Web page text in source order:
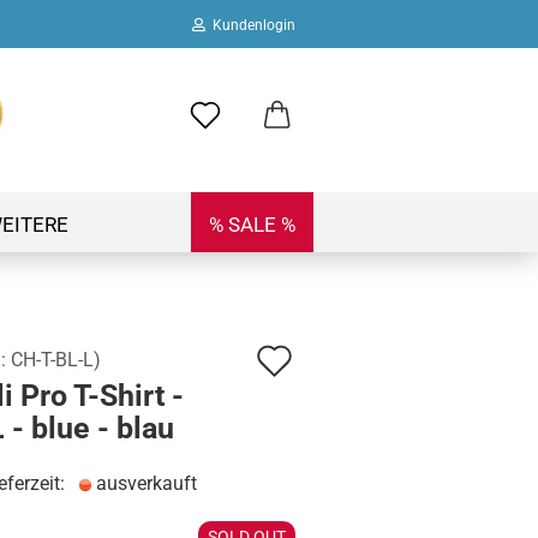
Kundenlogin
erstellen
vergessen?
% SALE %
CH-T-BL-L)
Pro T-Shirt -
- blue - blau
ausverkauft